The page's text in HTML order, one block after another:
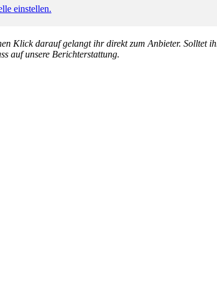
einstellen.
Klick darauf gelangt ihr direkt zum Anbieter.
auf unsere Berichterstattung.